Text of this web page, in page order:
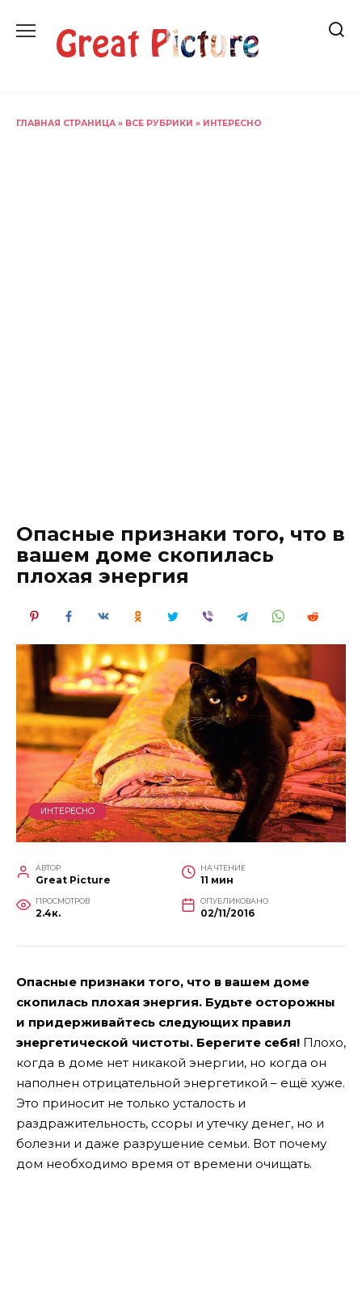
содержанию
ГЛАВНАЯ СТРАНИЦА » ВСЕ РУБРИКИ » ИНТЕРЕСНО
Опасные признаки того, что в
вашем доме скопилась
плохая энергия
ИНТЕРЕСНО
АВТОР
Great Picture
НА ЧТЕНИЕ
11 мин
ПРОСМОТРОВ
2.4к.
ОПУБЛИКОВАНО
02/11/2016
Опасные признаки того, что в вашем доме
скопилась плохая энергия. Будьте осторожны
и придерживайтесь следующих правил
энергетической чистоты. Берегите себя! Плохо,
когда в доме нет никакой энергии, но когда он
наполнен отрицательной энергетикой – ещё хуже.
Это приносит не только усталость и
раздражительность, ссоры и утечку денег, но и
болезни и даже разрушение семьи. Вот почему
дом необходимо время от времени очищать.